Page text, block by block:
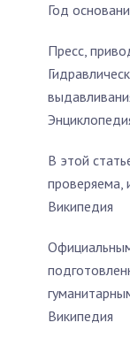
Год
Пресс,
В этой
проверяема,
Википедия
Википедия